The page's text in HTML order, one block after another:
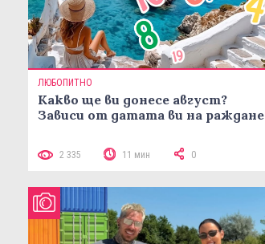
ЛЮБОПИТНО
Какво ще ви донесе август?
Зависи от датата ви на ражданe
2 335 11 мин 0